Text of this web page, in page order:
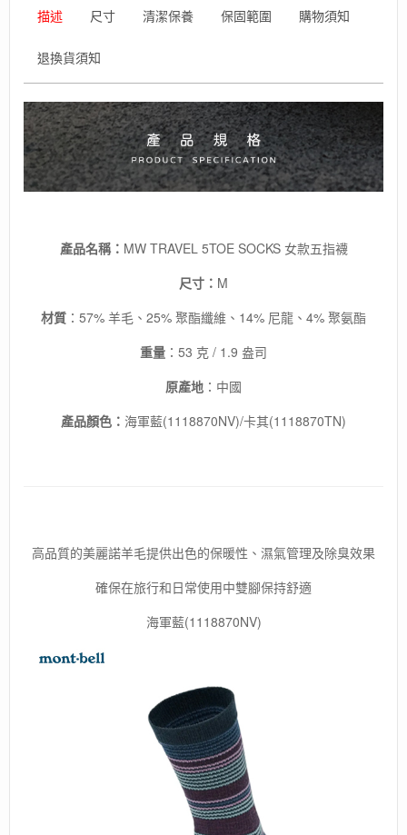
量
描述 尺寸 清潔保養 保固範圍 購物須知
退換貨須知
產品名稱： MW TRAVEL 5TOE SOCKS 女款五指襪
尺寸： M
材質 ：57% 羊毛、25% 聚酯纖維、14% 尼龍、4% 聚氨酯
重量 ：53 克 / 1.9 盎司
原產地 ：中國
產品顏色： 海軍藍(1118870NV)/卡其(1118870TN)
高品質的美麗諾羊毛提供出色的保暖性、濕氣管理及除臭效果
確保在旅行和日常使用中雙腳保持舒適
海軍藍(1118870NV)